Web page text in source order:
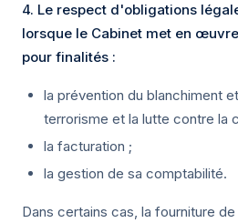
4. Le respect d'obligations
lorsque le Cabinet met en
pour finalités :
la prévention du blanchiment
terrorisme et la lutte contre la
la facturation ;
la gestion de sa comptabilité.
Dans certains cas, la fourniture